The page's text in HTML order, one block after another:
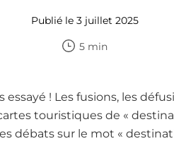
Publié le 3 juillet 2025
5 min
essayé ! Les fusions, les
touristiques de «
débats sur le mot «